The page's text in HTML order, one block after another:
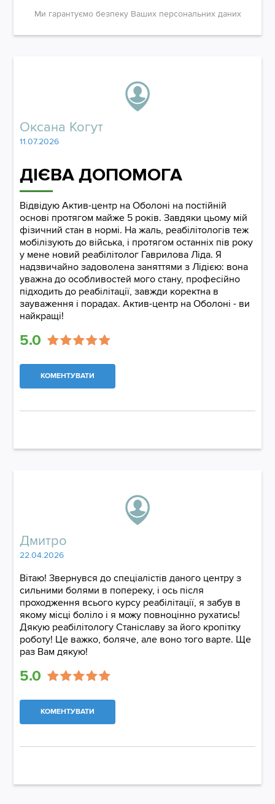
Ми гарантуємо безпеку Ваших персональних даних
Оксана Когут
11.07.2026
ДІЄВА ДОПОМОГА
Відвідую Актив-центр на Оболоні на постійній
основі протягом майже 5 років. Завдяки цьому мій
фізичний стан в нормі. На жаль, реабілітологів теж
мобілізують до війська, і протягом останніх пів року
у мене новий реабілітолог Гаврилова Ліда. Я
надзвичайно задоволена заняттями з Лідією: вона
уважна до особливостей мого стану, професійно
підходить до реабілітації, завжди коректна в
зауваження і порадах. Актив-центр на Оболоні - ви
найкращі!
5.0
КОМЕНТУВАТИ
Дмитро
22.04.2026
Вітаю! Звернувся до спеціалістів даного центру з
сильними болями в попереку, і ось після
проходження всього курсу реабілітації, я забув в
якому місці боліло і я можу повноцінно рухатись!
Дякую реабілітологу Станіславу за його кропітку
роботу! Це важко, боляче, але воно того варте. Ще
раз Вам дякую!
5.0
КОМЕНТУВАТИ